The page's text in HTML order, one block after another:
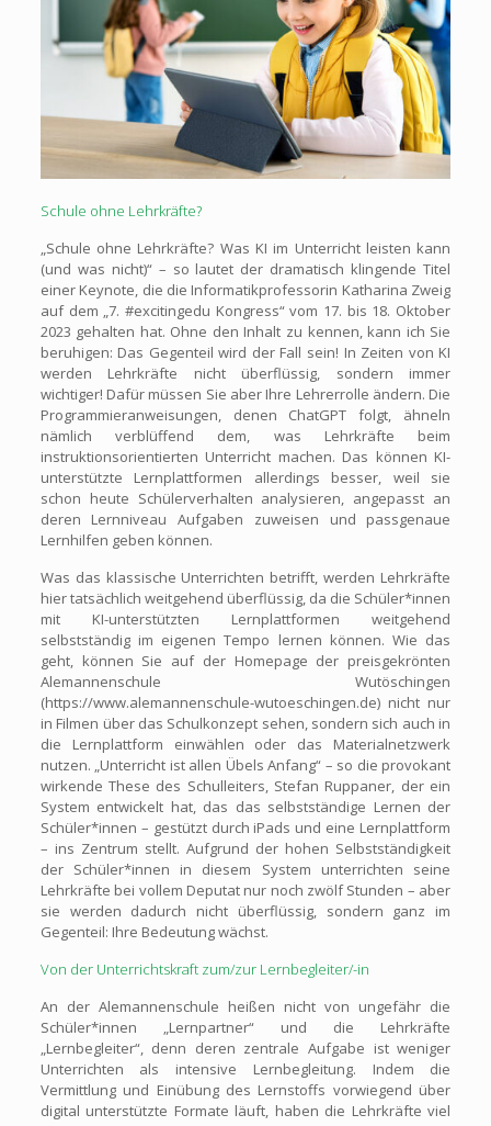
Schule ohne Lehrkräfte?
„Schule ohne Lehrkräfte? Was KI im Unterricht leisten kann
(und was nicht)“ – so lautet der dramatisch klingende Titel
einer Keynote, die die Informatikprofessorin Katharina Zweig
auf dem „7. #excitingedu Kongress“ vom 17. bis 18. Oktober
2023 gehalten hat. Ohne den Inhalt zu kennen, kann ich Sie
beruhigen: Das Gegenteil wird der Fall sein! In Zeiten von KI
werden Lehrkräfte nicht überflüssig, sondern immer
wichtiger! Dafür müssen Sie aber Ihre Lehrerrolle ändern. Die
Programmieranweisungen, denen ChatGPT folgt, ähneln
nämlich verblüffend dem, was Lehrkräfte beim
instruktionsorientierten Unterricht machen. Das können KI-
unterstützte Lernplattformen allerdings besser, weil sie
schon heute Schülerverhalten analysieren, angepasst an
deren Lernniveau Aufgaben zuweisen und passgenaue
Lernhilfen geben können.
Was das klassische Unterrichten betrifft, werden Lehrkräfte
hier tatsächlich weitgehend überflüssig, da die Schüler*innen
mit KI-unterstützten Lernplattformen weitgehend
selbstständig im eigenen Tempo lernen können. Wie das
geht, können Sie auf der Homepage der preisgekrönten
Alemannenschule Wutöschingen
(https://www.alemannenschule-wutoeschingen.de) nicht nur
in Filmen über das Schulkonzept sehen, sondern sich auch in
die Lernplattform einwählen oder das Materialnetzwerk
nutzen. „Unterricht ist allen Übels Anfang“ – so die provokant
wirkende These des Schulleiters, Stefan Ruppaner, der ein
System entwickelt hat, das das selbstständige Lernen der
Schüler*innen – gestützt durch iPads und eine Lernplattform
– ins Zentrum stellt. Aufgrund der hohen Selbstständigkeit
der Schüler*innen in diesem System unterrichten seine
Lehrkräfte bei vollem Deputat nur noch zwölf Stunden – aber
sie werden dadurch nicht überflüssig, sondern ganz im
Gegenteil: Ihre Bedeutung wächst.
Von der Unterrichtskraft zum/zur Lernbegleiter/-in
An der Alemannenschule heißen nicht von ungefähr die
Schüler*innen „Lernpartner“ und die Lehrkräfte
„Lernbegleiter“, denn deren zentrale Aufgabe ist weniger
Unterrichten als intensive Lernbegleitung. Indem die
Vermittlung und Einübung des Lernstoffs vorwiegend über
digital unterstützte Formate läuft, haben die Lehrkräfte viel